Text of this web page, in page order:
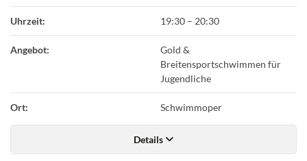
Uhrzeit: 19:30 – 20:30
Angebot:
Gold &
Breitensportschwimmen für
Jugendliche
Ort: Schwimmoper
Details